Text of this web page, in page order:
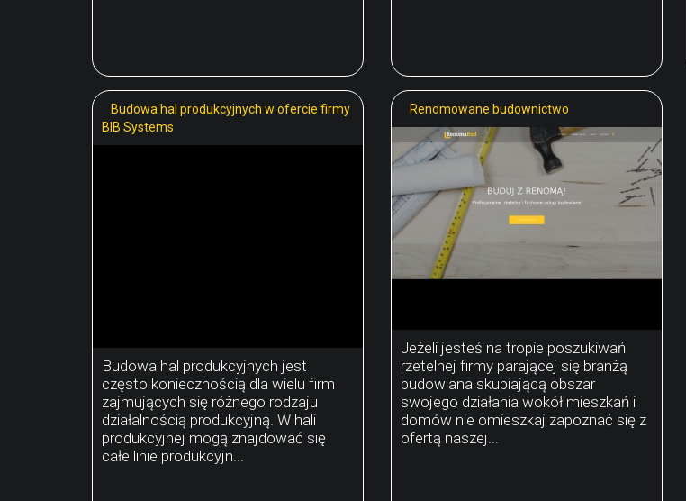
Budowa hal produkcyjnych w ofercie firmy
BIB Systems
Budowa hal produkcyjnych jest
często koniecznością dla wielu firm
zajmujących się różnego rodzaju
działalnością produkcyjną. W hali
produkcyjnej mogą znajdować się
całe linie produkcyjn...
Renomowane budownictwo
Jeżeli jesteś na tropie poszukiwań
rzetelnej firmy parającej się branżą
budowlana skupiającą obszar
swojego działania wokół mieszkań i
domów nie omieszkaj zapoznać się z
ofertą naszej...